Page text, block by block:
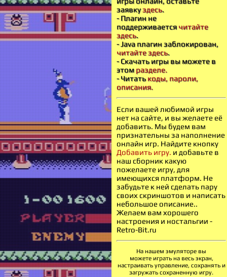
заявкуздесь.
- Плагин не
поддерживаетсячитайте
здесь.
- Java плагин заблокирован,
читайте здесь.
- Скачать игры вы можете в
этом разделе.
- Читатькоды, пароли,
описания.
Если вашей любимой игры
нет на сайте, и вы желаете её
добавить. Мы будем вам
признательны за наполнение
онлайн игр. Найдите кнопку
Добавить игру. и добавьте в
наш сборник какую
пожелаете игру, для
имеющихся платформ. Не
забудьте к ней сделать пару
своих скриншотов и написать
небольшое описание..
Желаем вам хорошего
настроения и ностальгии -
Retro-Bit.ru
На нашем эмуляторе вы
можете играть на весь экран,
настраивать управление, сохранять и
загружать сохраненную игру.